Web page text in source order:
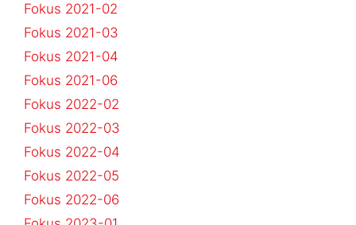
Fokus 2021-02
Fokus 2021-03
Fokus 2021-04
Fokus 2021-06
Fokus 2022-02
Fokus 2022-03
Fokus 2022-04
Fokus 2022-05
Fokus 2022-06